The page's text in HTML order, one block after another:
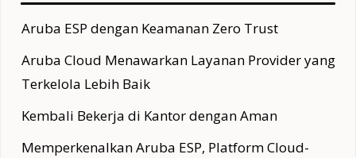
Aruba ESP dengan Keamanan Zero Trust
Aruba Cloud Menawarkan Layanan Provider yang
Terkelola Lebih Baik
Kembali Bekerja di Kantor dengan Aman
Memperkenalkan Aruba ESP, Platform Cloud-